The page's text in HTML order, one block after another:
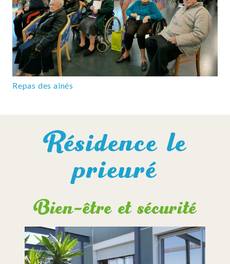
Repas des ainés
Résidence le
prieuré
Bien-être et sécurité